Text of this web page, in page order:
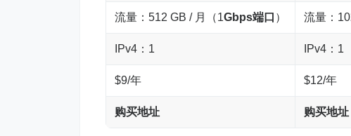
流量：512 GB / 月（1Gbps端口 ） 流量：
IPv4：1 IPv4：1
$9/年 $12/年
购买地址 购买地址